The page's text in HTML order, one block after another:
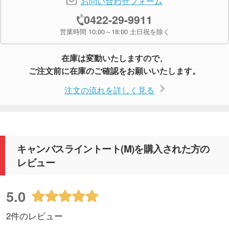
0422-29-9911
営業時間 10:00～18:00 土日祝を除く
在庫は変動いたしますので、
ご注文前に在庫のご確認をお願いいたします。
注文の流れを詳しく見る
キャンバスライントート(M)を購入された方の
レビュー
5.0
2件のレビュー